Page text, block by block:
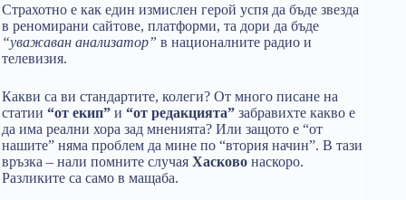
Страхотно е как един измислен герой успя да бъде звезда
в реномирани сайтове, платформи, та дори да бъде
“уважаван анализатор” в националните радио и
телевизия.
Какви са ви стандартите, колеги? От много писане на
статии “от екип” и “от редакцията” забравихте какво е
да има реални хора зад мненията? Или защото е “от
нашите” няма проблем да мине по “втория начин”. В тази
връзка – нали помните случая Хасково наскоро.
Разликите са само в мащаба.